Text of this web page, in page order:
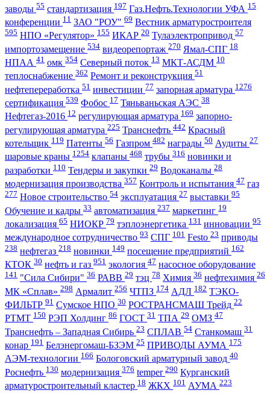
заводы 55 стандартизация 197 Газ.Нефть.Технологии УФА 15
конференции 11 ЗАО "РОУ" 69 Вестник арматуростроителя
595 НПО «Регулятор» 155 ИКАР 20 Тулаэлектропривод 57
импортозамещение 534 видеорепортаж 270 Ямал-СПГ 18
НПАА 41 омк 354 Северный поток 13 МКТ-АСДМ 10
теплоснабжение 362 Ремонт и реконструкция 51
нефтепереработка 51 инвестиции 77 запорная арматура 1276
сертификация 539 Фобос 17 Тяньваньская АЭС 38
Нефтегаз-2016 12 регулирующая арматура 169 запорно-
регулирующая арматура 225 Транснефть 442 Красный
котельщик 119 Патенты 56 Газпром 482 награды 50 Аудиты 27
шаровые краны 1254 клапаны 468 трубы 316 новинки и
разработки 110 Тендеры и закупки 29 Водоканалы 28
модернизация производства 357 Контроль и испытания 47 газ
277 Новое строительство 54 эксплуатация 27 выставки 95
Обучение и кадры 33 автоматизация 237 маркетинг 19
локализация 65 НИОКР 79 тэплоэнергетика 131 инновации 95
международное сотрудничество 93 СПГ 101 Festo 23 приводы
238 нефтегаз 218 новинки 149 посещение предприятий 162
КТОК 30 нефть и газ 951 экология 47 насосное оборудование
141 "Сила Сибири" 36 РАВВ 29 тэц 78 Химия 36 нефтехимия 26
МК «Сплав» 298 Армалит 256 ЧТПЗ 174 АДЛ 182 ТЭКО-
ФИЛЬТР 91 Сумское НПО 30 РОСТРАНСМАШ Трейд 22
РТМТ 150 РЭП Холдинг 86 ГОСТ 31 ТПА 29 ОМЗ 47
Транснефть – Западная Сибирь 23 СПЛАВ 54 Станкомаш 31
конар 191 Белэнергомаш-БЗЭМ 25 ПРИВОДЫ АУМА 175
АЭМ-технологии 166 Бологовский арматурный завод 40
Роснефть 130 модернизация 376 temper 290 Курганский
арматуростроительный кластер 18 ЖКХ 101 АУМА 223